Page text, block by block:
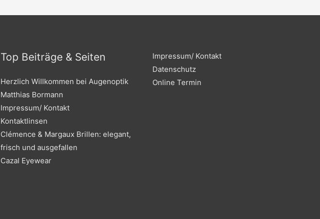
o r
Top Beiträge & Seiten
Herzlich Willkommen bei Augenoptik
Matthias Bormann
Impressum/ Kontakt
Kontaktlinsen
Clémence & Margaux Brillen: elegant,
frisch und ausgefallen
Cazal Eyewear
Impressum/ Kontakt
Datenschutz
Online Termin